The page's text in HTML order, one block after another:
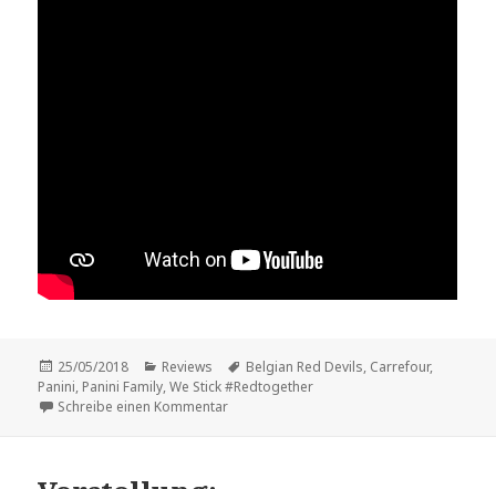
Veröffentlicht
am
25/05/2018 Kategorien
Reviews Schlagwörter
Belgian Red Devils, Carrefour,
Panini, Panini Family,We Stick #Redtogether
Schreibe einen Kommentarzu Vorstellung: „We Stick #Redtogether“.